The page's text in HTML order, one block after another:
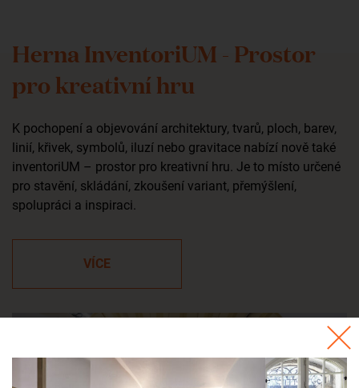
Herna InventoriUM - Prostor
pro kreativní hru
K pochopení a objevování architektury, tvarů, ploch, barev,
linií, křivek, symbolů, iluzí nebo gravitace nabízí nově také
inventoriUM – prostor pro kreativní hru. Je to místo určené
pro stavění, skládání, zkoušení variant, přemýšlení,
spolupráci a inspiraci.
VÍCE